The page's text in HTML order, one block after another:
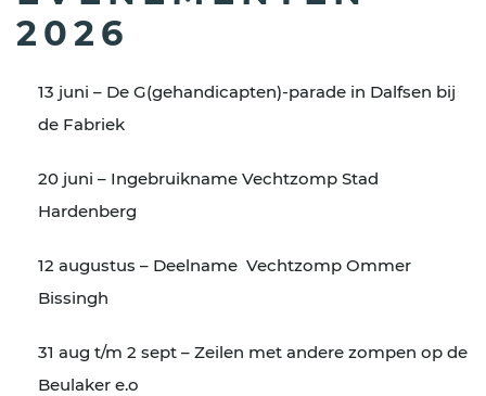
2026
13 juni – De G(gehandicapten)-parade in Dalfsen bij
de Fabriek
20 juni – Ingebruikname Vechtzomp Stad
Hardenberg
12 augustus – Deelname Vechtzomp Ommer
Bissingh
31 aug t/m 2 sept – Zeilen met andere zompen op de
Beulaker e.o